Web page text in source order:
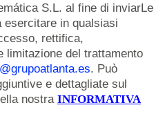
S.L. al fine di inviarLe
esercitare in qualsiasi
rettifica,
limitazione del trattamento
. Può
e dettagliate sul
nostra INFORMATIVA